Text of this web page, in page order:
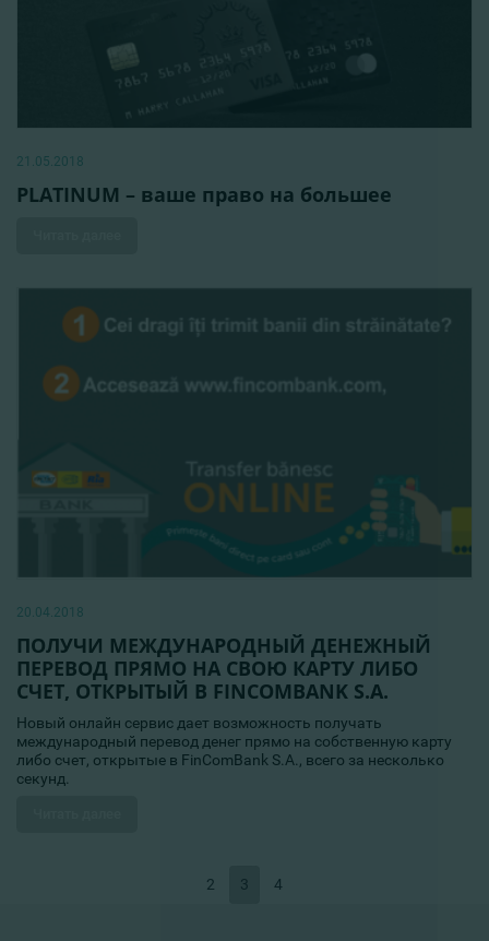
21.05.2018
PLATINUM – ваше право на большее
20.04.2018
ПОЛУЧИ МЕЖДУНАРОДНЫЙ ДЕНЕЖНЫЙ
ПЕРЕВОД ПРЯМО НА СВОЮ КАРТУ ЛИБО
СЧЕТ, ОТКРЫТЫЙ В FINCOMBANK S.A.
Новый онлайн сервис дает возможность получать
международный перевод денег прямо на собственную карту
либо счет, открытые в FinComBank S.A., всего за несколько
секунд.
2 3 4